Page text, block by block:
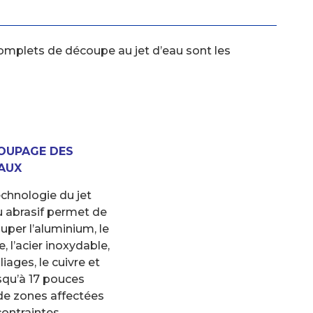
de découpe au jet d’eau sont les
DES
du jet
abrasif permet de
l’aluminium, le
l’acier inoxydable,
le cuivre et
17 pouces
zones affectées